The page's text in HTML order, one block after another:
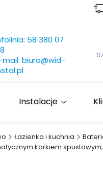
58 380 07
mail: biuro@wid-
Instalacje
Łazienka i kuchnia
korkiem spustowym,